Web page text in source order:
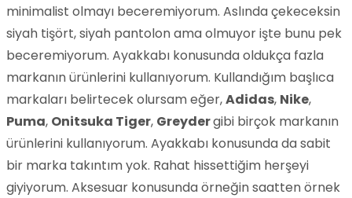
minimalist olmayı beceremiyorum. Aslında çekeceksin
siyah tişört, siyah pantolon ama olmuyor işte bunu pek
beceremiyorum. Ayakkabı konusunda oldukça fazla
markanın ürünlerini kullanıyorum. Kullandığım başlıca
markaları belirtecek olursam eğer,Adidas, Nike,
Puma, Onitsuka Tiger, Greydergibi birçok markanın
ürünlerini kullanıyorum. Ayakkabı konusunda da sabit
bir marka takıntım yok. Rahat hissettiğim herşeyi
giyiyorum. Aksesuar konusunda örneğin saatten örnek